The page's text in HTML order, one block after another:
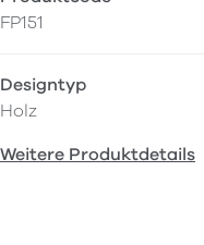
FP151
Designtyp
Holz
Weitere Produktdetails